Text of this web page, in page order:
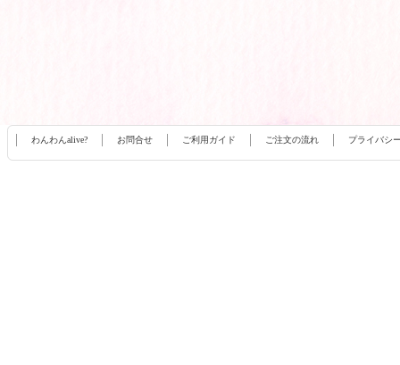
わんわんalive? お問合せ ご利用ガイド ご注文の流れ プライバシ